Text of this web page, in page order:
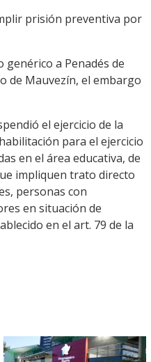
prisión preventiva por
a Penadés de
de Mauvezín, el embargo
el ejercicio de la
para el ejercicio
en el área educativa, de
impliquen trato directo
personas con
en situación de
en el art. 79 de la